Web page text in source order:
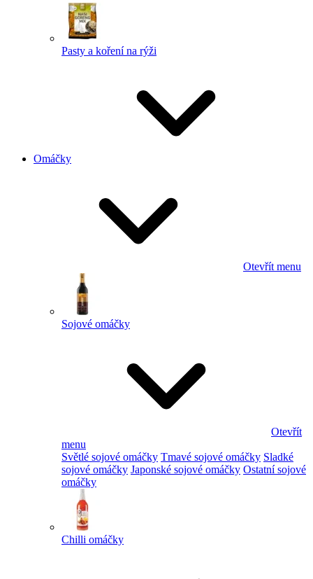
Pasty a koření na rýži
Omáčky
Otevřít menu
Sojové omáčky
Otevřít
menu
Světlé sojové omáčky Tmavé sojové omáčky Sladké
sojové omáčky Japonské sojové omáčky Ostatní sojové
omáčky
Chilli omáčky